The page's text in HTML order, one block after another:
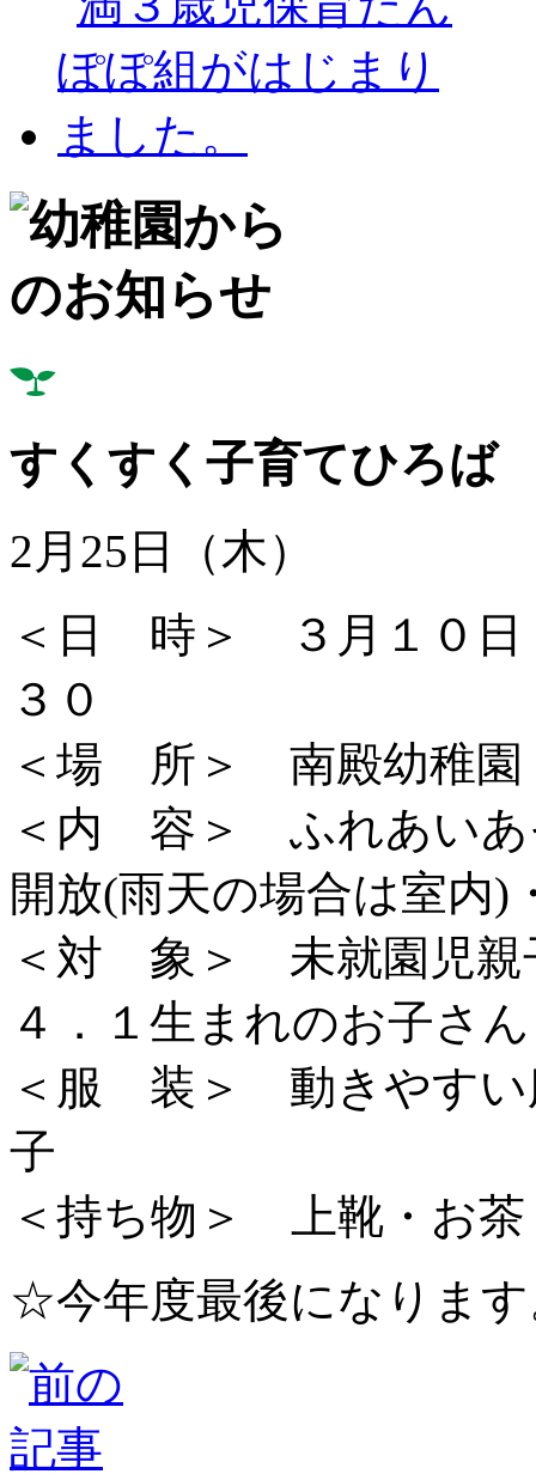
すくすく子育てひろば
2月25日（木）
＜日 時＞ ３月１０日
３０
＜場 所＞ 南殿幼稚園
＜内 容＞ ふれあいあ
開放(雨天の場合は室内)
＜対 象＞ 未就園児親
４．１生まれのお子さ
＜服 装＞ 動きやすい
＜持ち物＞ 上靴・お茶
☆今年度最後になりま